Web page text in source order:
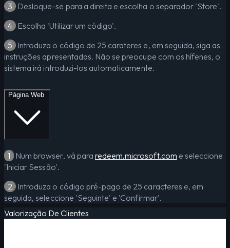
3 Desloque-se para a direita e escolha o separador 'Store'.
4 Escolha 'Utilizar um código'.
5 Introduza o código de 25 carateres e, em seguida, siga as
instruções apresentadas. Não se preocupe com os hífenes, o
sistema irá introduzi-los automaticamente.
Página Web
1 Num browser, vá para redeem.microsoft.com e seleccione
'Iniciar Sessão'.
2 Introduza o código pré-pago de 25 caracteres e, em
seguida, seleccione 'Seguinte' e 'Confirmar'.
Valorização De Clientes